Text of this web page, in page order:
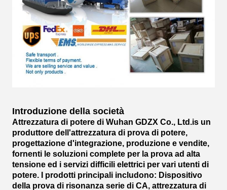
Introduzione della società
Attrezzatura di potere di Wuhan GDZX Co., Ltd.is un
produttore dell'attrezzatura di prova di potere,
progettazione d'integrazione, produzione e vendite,
fornenti le soluzioni complete per la prova ad alta
tensione ed i servizi difficili elettrici per vari utenti di
potere. I prodotti principali includono: Dispositivo
della prova di risonanza serie di CA, attrezzatura di